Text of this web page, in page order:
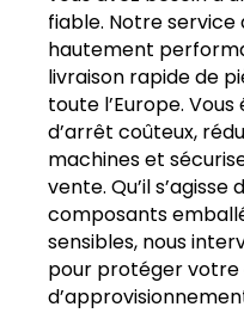
fiable. Notre service
hautement
livraison rapide de
toute l’Europe.
d’arrêt coûteux,
machines et
vente. Qu’il
composants
sensibles, nous
pour protéger votre